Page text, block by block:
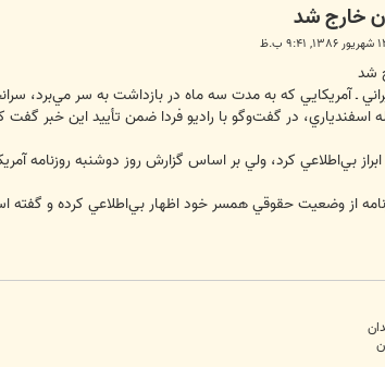
خارج شد
شد
ـ آمريکايي که به مدت سه ماه در بازداشت به سر مي‌برد،
اسفندياري، در گفت‌وگو با راديو فردا ضمن تأييد‌ اين خبر
بي‌اطلاعي کرد، ولي بر اساس گزارش روز دوشنبه
از وضعيت حقوقي همسر خود اظهار بي‌اطلاعي کرده و